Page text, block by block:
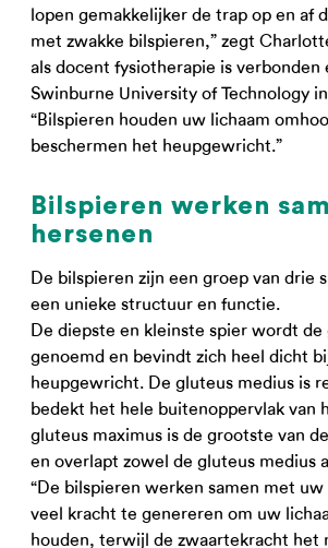
lopen gemakkelijker de trap op en af
met zwakke bilspieren,” zegt
als docent fysiotherapie is verbonden
Swinburne University of Technology
“Bilspieren houden uw lichaam
beschermen het heupgewricht.”
Bilspieren werken
hersenen
De bilspieren zijn een groep van drie
een unieke structuur en functie.
De diepste en kleinste spier wordt
genoemd en bevindt zich heel dicht
heupgewricht. De gluteus medius is
bedekt het hele buitenoppervlak van
gluteus maximus is de grootste van
en overlapt zowel de gluteus medius
“De bilspieren werken samen met
veel kracht te genereren om uw
houden, terwijl de zwaartekracht het